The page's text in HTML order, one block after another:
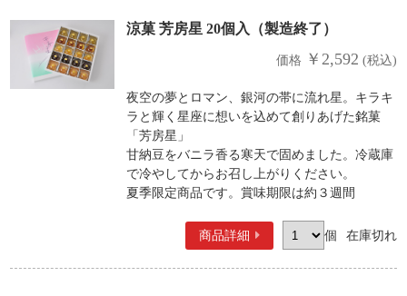
涼菓 芳房星 20個入（製造終了）
価格 ￥2,592 (税込)
夜空の夢とロマン、銀河の帯に流れ星。キラキ
ラと輝く星座に想いを込めて創りあげた銘菓
「芳房星」
甘納豆をバニラ香る寒天で固めました。冷蔵庫
で冷やしてからお召し上がりください。
夏季限定商品です。賞味期限は約３週間
商品詳細 個 在庫切れ